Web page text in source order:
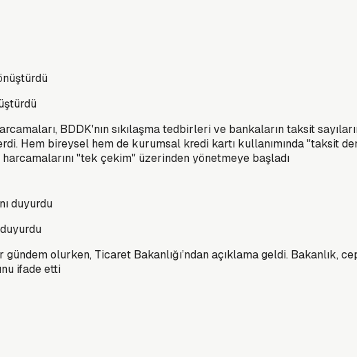
BDDK'nın sıkılaşma tedbirleri ve bankaların taksit
Hem bireysel hem de kurumsal kredi kartı kullanımında "taksit
"tek çekim" üzerinden yönetmeye başladı
gündem olurken, Ticaret Bakanlığı’ndan açıklama geldi.
ifade etti